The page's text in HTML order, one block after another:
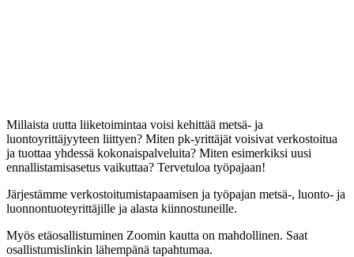
Millaista uutta liiketoimintaa voisi kehittää metsä- ja
luontoyrittäjyyteen liittyen? Miten pk-yrittäjät voisivat verkostoitua
ja tuottaa yhdessä kokonaispalveluita? Miten esimerkiksi uusi
ennallistamisasetus vaikuttaa? Tervetuloa työpajaan!
Järjestämme verkostoitumistapaamisen ja työpajan metsä-, luonto- ja
luonnontuoteyrittäjille ja alasta kiinnostuneille.
Myös etäosallistuminen Zoomin kautta on mahdollinen. Saat
osallistumislinkin lähempänä tapahtumaa.